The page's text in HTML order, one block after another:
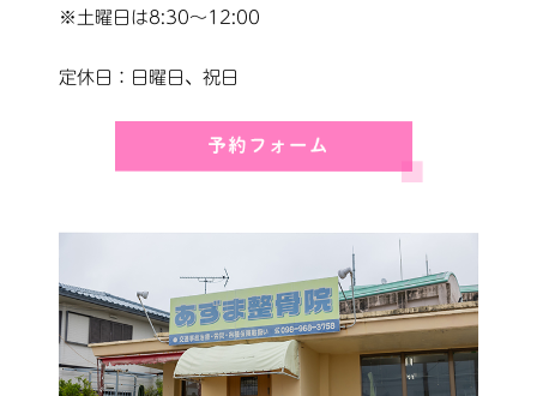
※土曜日は8:30〜12:00
定休日：日曜日、祝日